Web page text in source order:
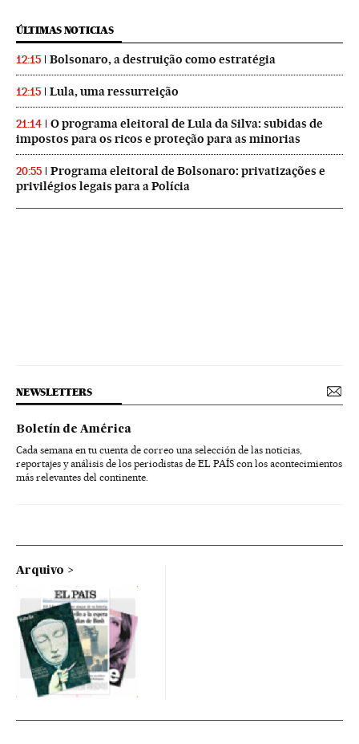
ÚLTIMAS NOTICIAS
12:15 Bolsonaro, a destruição como estratégia
12:15 Lula, uma ressurreição
21:14
O programa eleitoral de Lula da Silva: subidas de
impostos para os ricos e proteção para as minorias
20:55
Programa eleitoral de Bolsonaro: privatizações e
privilégios legais para a Polícia
NEWSLETTERS
Boletín de América
Cada semana en tu cuenta de correo una selección de las noticias,
reportajes y análisis de los periodistas de EL PAÍS con los acontecimientos
más relevantes del continente.
Arquivo